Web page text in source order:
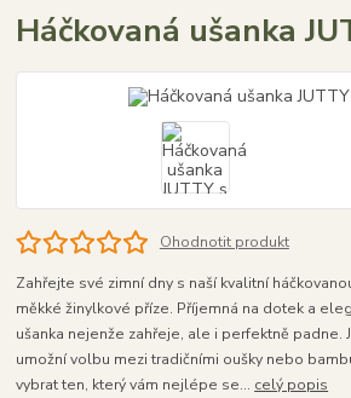
Háčkovaná ušanka
Ohodnotit produkt
Zahřejte své zimní dny s naší kvalitní
měkké žinylkové příze. Příjemná na dotek a
ušanka nejenže zahřeje, ale i perfektně padne.
umožní volbu mezi tradičními oušky nebo
vybrat ten, který vám nejlépe se... celý popis